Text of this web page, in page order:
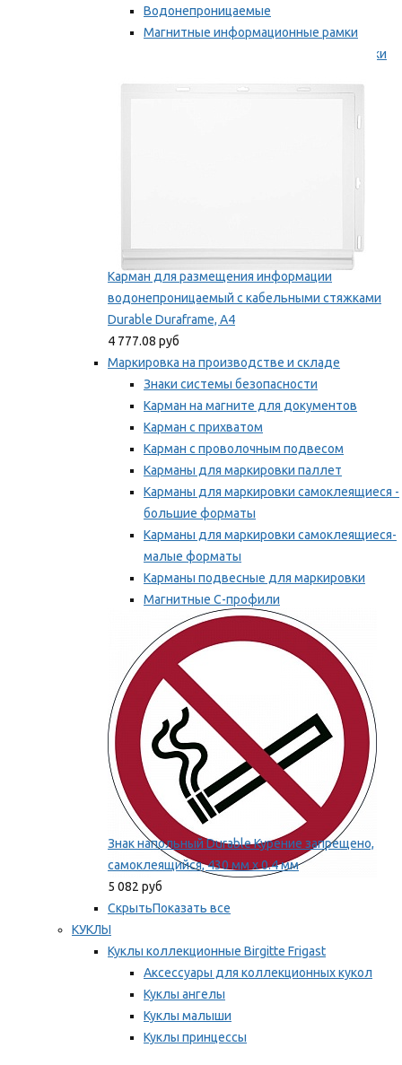
Водонепроницаемые
Магнитные информационные рамки
Самоклеящиеся информационные рамки
Карман для размещения информации
водонепроницаемый с кабельными стяжками
Durable Duraframe, А4
4 777.08 руб
Маркировка на производстве и складе
Знаки системы безопасности
Карман на магните для документов
Карман с прихватом
Карман с проволочным подвесом
Карманы для маркировки паллет
Карманы для маркировки самоклеящиеся -
большие форматы
Карманы для маркировки самоклеящиеся-
малые форматы
Карманы подвесные для маркировки
Магнитные С-профили
Напольная маркировка
Мы рекомендуем
Знак напольный Durable Курение запрещено,
самоклеящийся, 430 мм х 0.4 мм
5 082 руб
СкрытьПоказать все
КУКЛЫ
Куклы коллекционные Birgitte Frigast
Аксессуары для коллекционных кукол
Куклы ангелы
Куклы малыши
Куклы принцессы